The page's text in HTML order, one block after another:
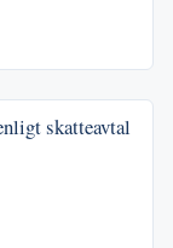
skatteavtal